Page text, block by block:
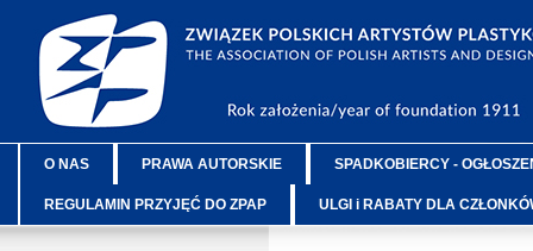
O NAS PRAWA AUTORSKIE SPADKOBIERCY -
REGULAMIN PRZYJĘĆ DO ZPAP ULGI i RABATY DLA